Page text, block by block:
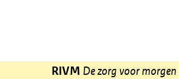
RIVM De zorg voor morgen